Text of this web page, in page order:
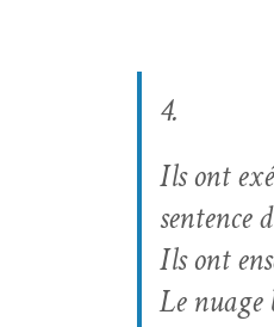
4.
Ils ont
sen­tence
Ils ont
Le nuage